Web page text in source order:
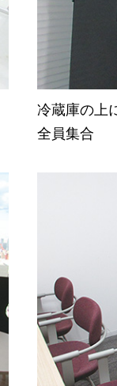
冷蔵庫の上
全員集合